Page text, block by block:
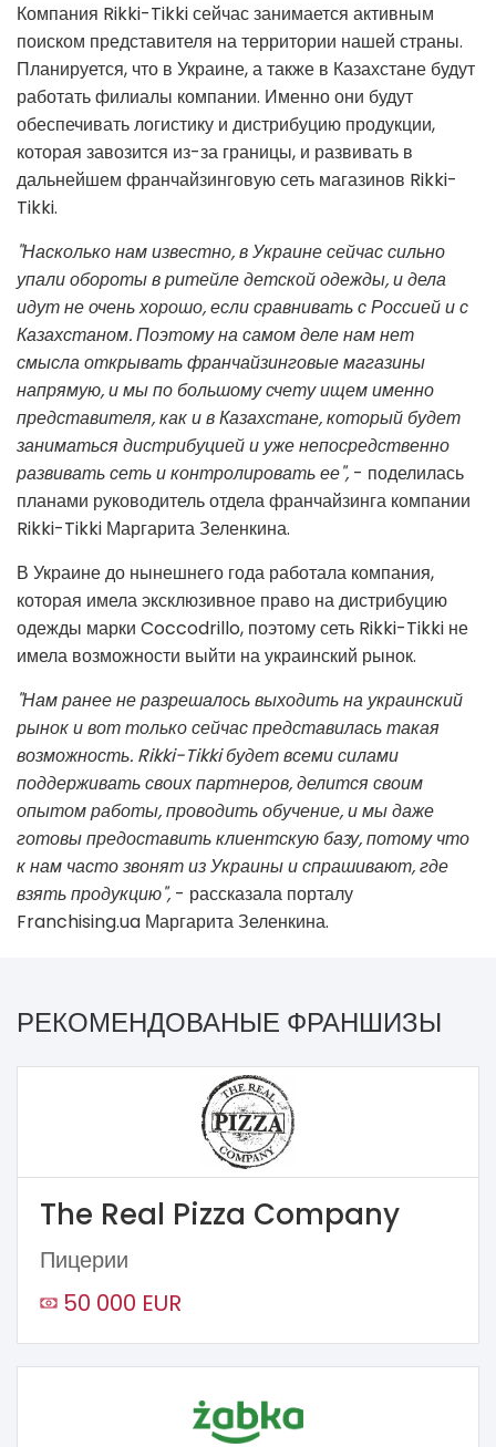
Компания Rikki-Tikki сейчас занимается активным
поиском представителя на территории нашей страны.
Планируется, что в Украине, а также в Казахстане будут
работать филиалы компании. Именно они будут
обеспечивать логистику и дистрибуцию продукции,
которая завозится из-за границы, и развивать в
дальнейшем франчайзинговую сеть магазинов Rikki-
Tikki.
"Насколько нам известно, в Украине сейчас сильно
упали обороты в ритейле детской одежды, и дела
идут не очень хорошо, если сравнивать с Россией и с
Казахстаном. Поэтому на самом деле нам нет
смысла открывать франчайзинговые магазины
напрямую, и мы по большому счету ищем именно
представителя, как и в Казахстане, который будет
заниматься дистрибуцией и уже непосредственно
развивать сеть и контролировать ее", - поделилась
планами руководитель отдела франчайзинга компании
Rikki-Tikki Маргарита Зеленкина.
В Украине до нынешнего года работала компания,
которая имела эксклюзивное право на дистрибуцию
одежды марки Coccodrillo, поэтому сеть Rikki-Tikki не
имела возможности выйти на украинский рынок.
"Нам ранее не разрешалось выходить на украинский
рынок и вот только сейчас представилась такая
возможность. Rikki-Tikki будет всеми силами
поддерживать своих партнеров, делится своим
опытом работы, проводить обучение, и мы даже
готовы предоставить клиентскую базу, потому что
к нам часто звонят из Украины и спрашивают, где
взять продукцию", - рассказала порталу
Franchising.ua Маргарита Зеленкина.
РЕКОМЕНДОВАНЫЕ ФРАНШИЗЫ
The Real Pizza Company
Пицерии
50 000 EUR